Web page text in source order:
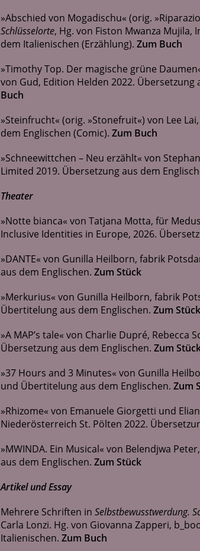
»Abschied von Mogadischu« (orig.
Schlüsselorte, Hg. von Fiston Mwanza
dem Italienischen (Erzählung).Zum Buch
»Timothy Top. Der magische grüne
von Gud, Edition Helden 2022.
Buch
»Steinfrucht« (orig. »Stonefruit«) von Lee
dem Englischen (Comic).Zum Buch
»Schneewittchen – Neu erzählt« von
Limited 2019. Übersetzung aus dem
Theater
»Notte bianca« von Tatjana Motta, für
Inclusive Identities in Europe, 2026.
»DANTE« von Gunilla Heilborn, fabrik
aus dem Englischen.Zum Stück
»Merkurius« von Gunilla Heilborn, fabrik
Übertitelung aus dem Englischen.Zum Stück
»A MAP’s tale« von Charlie Dupré, Rebecca
Übersetzung aus dem Englischen.Zum
»37 Hours and 3 Minutes« von Gunilla
und Übertitelung aus dem Englischen.Zum
»Rhizome« von Emanuele Giorgetti und
Niederösterreich St. Pölten 2022.
»MWINDA. Ein Musical« von Belendjwa
aus dem Englischen.Zum Stück
Artikel und Essay
Mehrere Schriften in Selbstbewusstwerdung.
Carla Lonzi. Hg. von Giovanna Zapperi,
Italienischen.Zum Buch